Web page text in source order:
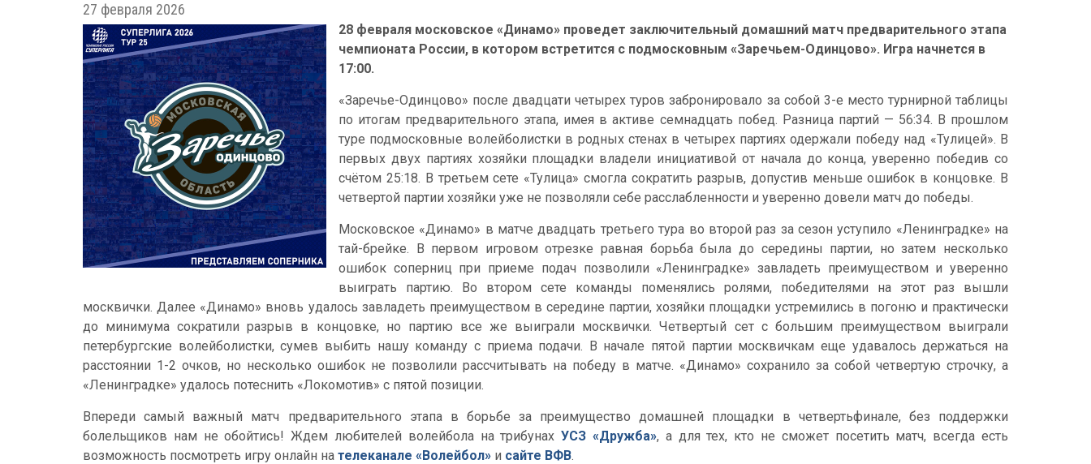
27 февраля 2026
28 февраля московское «Динамо» проведет заключительный домашний матч предварительного этапа
чемпионата России, в котором встретится с подмосковным «Заречьем-Одинцово». Игра начнется в
17:00.
«Заречье-Одинцово» после двадцати четырех туров забронировало за собой 3-е место турнирной таблицы
по итогам предварительного этапа, имея в активе семнадцать побед. Разница партий — 56:34. В прошлом
туре подмосковные волейболистки в родных стенах в четырех партиях одержали победу над «Тулицей». В
первых двух партиях хозяйки площадки владели инициативой от начала до конца, уверенно победив со
счётом 25:18. В третьем сете «Тулица» смогла сократить разрыв, допустив меньше ошибок в концовке. В
четвертой партии хозяйки уже не позволяли себе расслабленности и уверенно довели матч до победы.
Московское «Динамо» в матче двадцать третьего тура во второй раз за сезон уступило «Ленинградке» на
тай-брейке. В первом игровом отрезке равная борьба была до середины партии, но затем несколько
ошибок соперниц при приеме подач позволили «Ленинградке» завладеть преимуществом и уверенно
выиграть партию. Во втором сете команды поменялись ролями, победителями на этот раз вышли
москвички. Далее «Динамо» вновь удалось завладеть преимуществом в середине партии, хозяйки площадки устремились в погоню и практически
до минимума сократили разрыв в концовке, но партию все же выиграли москвички. Четвертый сет с большим преимуществом выиграли
петербургские волейболистки, сумев выбить нашу команду с приема подачи. В начале пятой партии москвичкам еще удавалось держаться на
расстоянии 1-2 очков, но несколько ошибок не позволили рассчитывать на победу в матче. «Динамо» сохранило за собой четвертую строчку, а
«Ленинградке» удалось потеснить «Локомотив» с пятой позиции.
Впереди самый важный матч предварительного этапа в борьбе за преимущество домашней площадки в четвертьфинале, без поддержки
болельщиков нам не обойтись! Ждем любителей волейбола на трибунахУСЗ «Дружба», а для тех, кто не сможет посетить матч, всегда есть
возможность посмотреть игру онлайн на телеканале «Волейбол» и сайте ВФВ.